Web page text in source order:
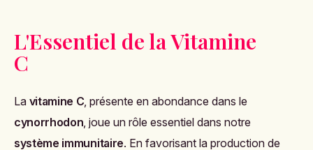
L'Essentiel de la Vitamine
C
La vitamine C, présente en abondance dans le
cynorrhodon , joue un rôle essentiel dans notre
système immunitaire. En favorisant la production de